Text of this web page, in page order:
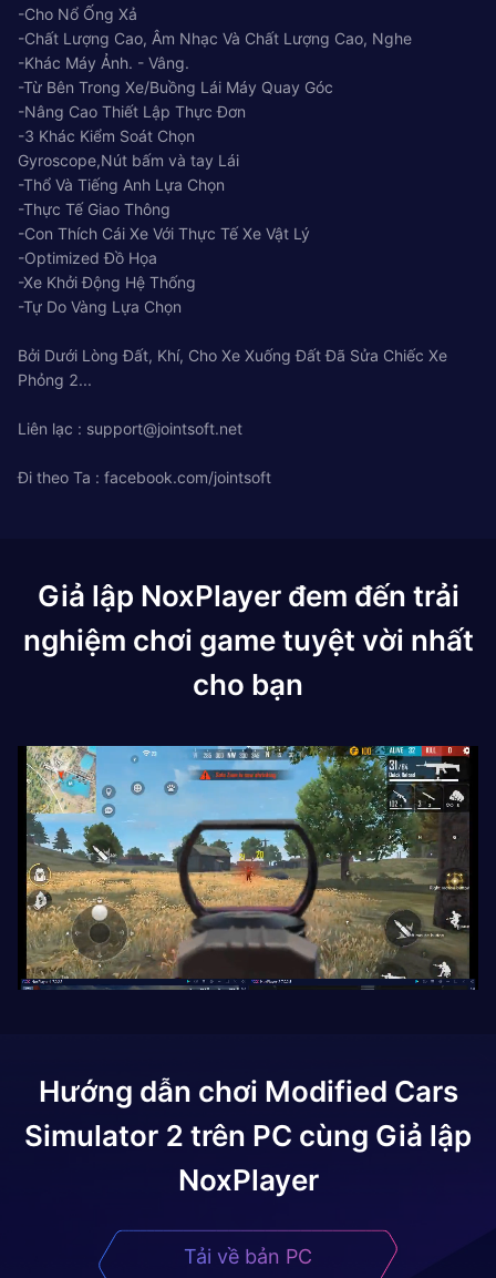
-Cho Nổ Ống Xả
-Chất Lượng Cao, Âm Nhạc Và Chất Lượng Cao, Nghe
-Khác Máy Ảnh. - Vâng.
-Từ Bên Trong Xe/Buồng Lái Máy Quay Góc
-Nâng Cao Thiết Lập Thực Đơn
-3 Khác Kiểm Soát Chọn
Gyroscope,Nút bấm và tay Lái
-Thổ Và Tiếng Anh Lựa Chọn
-Thực Tế Giao Thông
-Con Thích Cái Xe Với Thực Tế Xe Vật Lý
-Optimized Đồ Họa
-Xe Khởi Động Hệ Thống
-Tự Do Vàng Lựa Chọn
Bởi Dưới Lòng Đất, Khí, Cho Xe Xuống Đất Đã Sửa Chiếc Xe
Phỏng 2...
Liên lạc : support@jointsoft.net
Đi theo Ta : facebook.com/jointsoft
Giả lập NoxPlayer đem đến trải
nghiệm chơi game tuyệt vời nhất
cho bạn
Hướng dẫn chơi Modified Cars
Simulator 2 trên PC cùng Giả lập
NoxPlayer
Tải về bản PC